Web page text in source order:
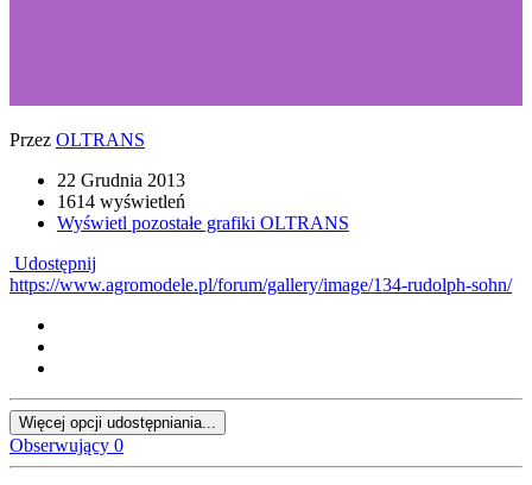
Przez OLTRANS
22 Grudnia 2013
1614 wyświetleń
Wyświetl pozostałe grafiki OLTRANS
Udostępnij
https://www.agromodele.pl/forum/gallery/image/134-rudolph-sohn/
Więcej opcji udostępniania...
Obserwujący 0